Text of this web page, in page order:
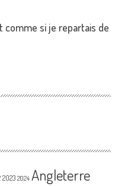
comme si je repartais de
2023 2024 Angleterre